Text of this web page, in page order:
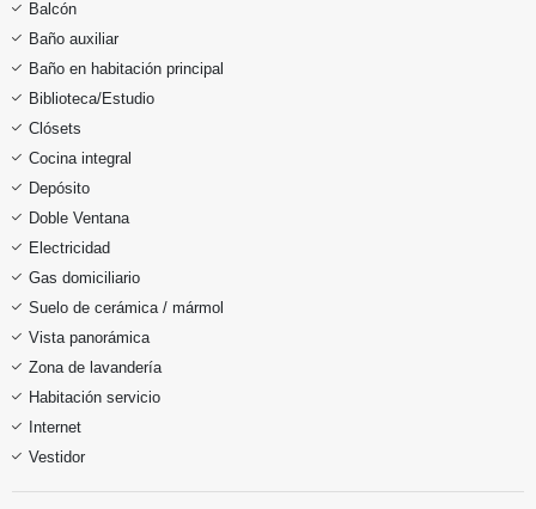
Balcón
Baño auxiliar
Baño en habitación principal
Biblioteca/Estudio
Clósets
Cocina integral
Depósito
Doble Ventana
Electricidad
Gas domiciliario
Suelo de cerámica / mármol
Vista panorámica
Zona de lavandería
Habitación servicio
Internet
Vestidor